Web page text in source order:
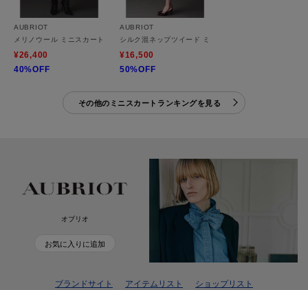
AUBRIOT
メリノウール ミニスカート
¥26,400
40%OFF
AUBRIOT
シルク混ネップツイード ミニスカート
¥16,500
50%OFF
その他のミニスカートランキングを見る
オブリオ
お気に入りに追加
ブランドサイト アイテムリスト ショップリスト